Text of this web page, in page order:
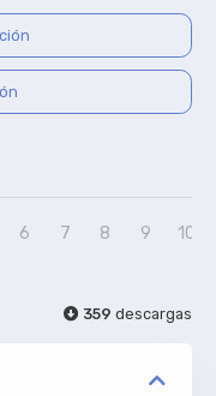
6 7 8 9 10
359 descargas